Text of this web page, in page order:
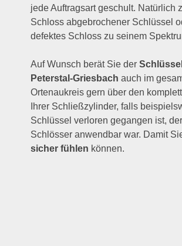
jede Auftragsart geschult. Natürlich
Schloss abgebrochener Schlüssel
defektes Schloss zu seinem
Auf Wunsch berät Sie der
Peterstal-Griesbach auch im
Ortenaukreis gern über den
Ihrer Schließzylinder, falls
Schlüssel verloren gegangen ist,
Schlösser anwendbar war. Damit
sicher fühlen können.